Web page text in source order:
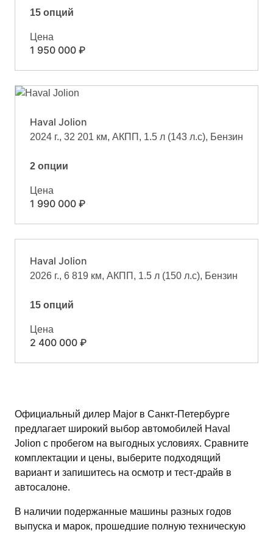
15 опций
Цена
1 950 000 ₽
Haval Jolion
2024 г., 32 201 км, АКПП, 1.5 л (143 л.с), Бензин
2 опции
Цена
1 990 000 ₽
Haval Jolion
2026 г., 6 819 км, АКПП, 1.5 л (150 л.с), Бензин
15 опций
Цена
2 400 000 ₽
Официальный дилер Major в Санкт-Петербурге
предлагает широкий выбор автомобилей Haval
Jolion с пробегом на выгодных условиях. Сравните
комплектации и цены, выберите подходящий
вариант и запишитесь на осмотр и тест-драйв в
автосалоне.
В наличии подержанные машины разных годов
выпуска и марок, прошедшие полную техническую